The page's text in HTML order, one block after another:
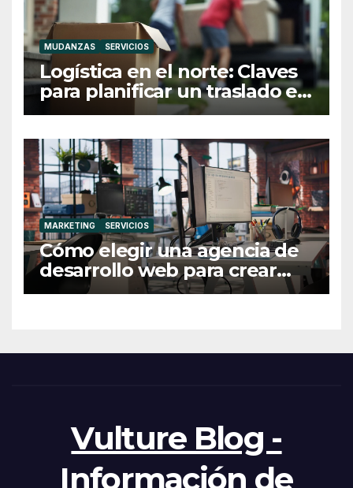
MUDANZAS SERVICIOS
Logística en el norte: Claves
para planificar un traslado en
Galicia
MARKETING SERVICIOS
Cómo elegir una agencia de
desarrollo web para crear
una web profesional y eficaz
Vulture Blog -
Información de